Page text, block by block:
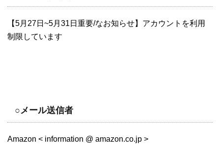
【5月27日~5月31日重要/なお知らせ】アカウントを利用
制限しています
○メール送信者
Amazon < information @ amazon.co.jp >